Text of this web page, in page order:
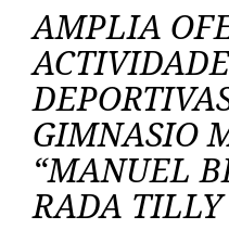
AMPLIA
GIMNASIO
“MANUEL
RADA TILLY